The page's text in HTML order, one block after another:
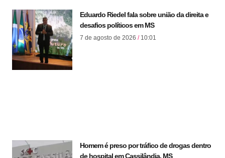
Eduardo Riedel fala sobre união da direita e
desafios políticos em MS
7 de agosto de 2026 10:01
Homem é preso por tráfico de drogas dentro
de hospital em Cassilândia, MS